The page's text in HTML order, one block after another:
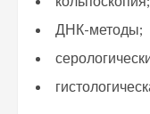
ДНК-методы;